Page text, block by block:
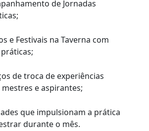
de Jornadas
e Festivais na Taverna com
de troca de experiências
e aspirantes;
que impulsionam a prática
durante o mês.